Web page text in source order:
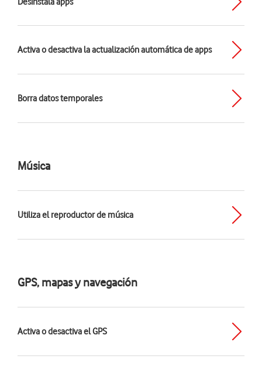
Activa o desactiva la actualización automática de apps
Borra datos temporales
Música
Utiliza el reproductor de música
GPS, mapas y navegación
Activa o desactiva el GPS